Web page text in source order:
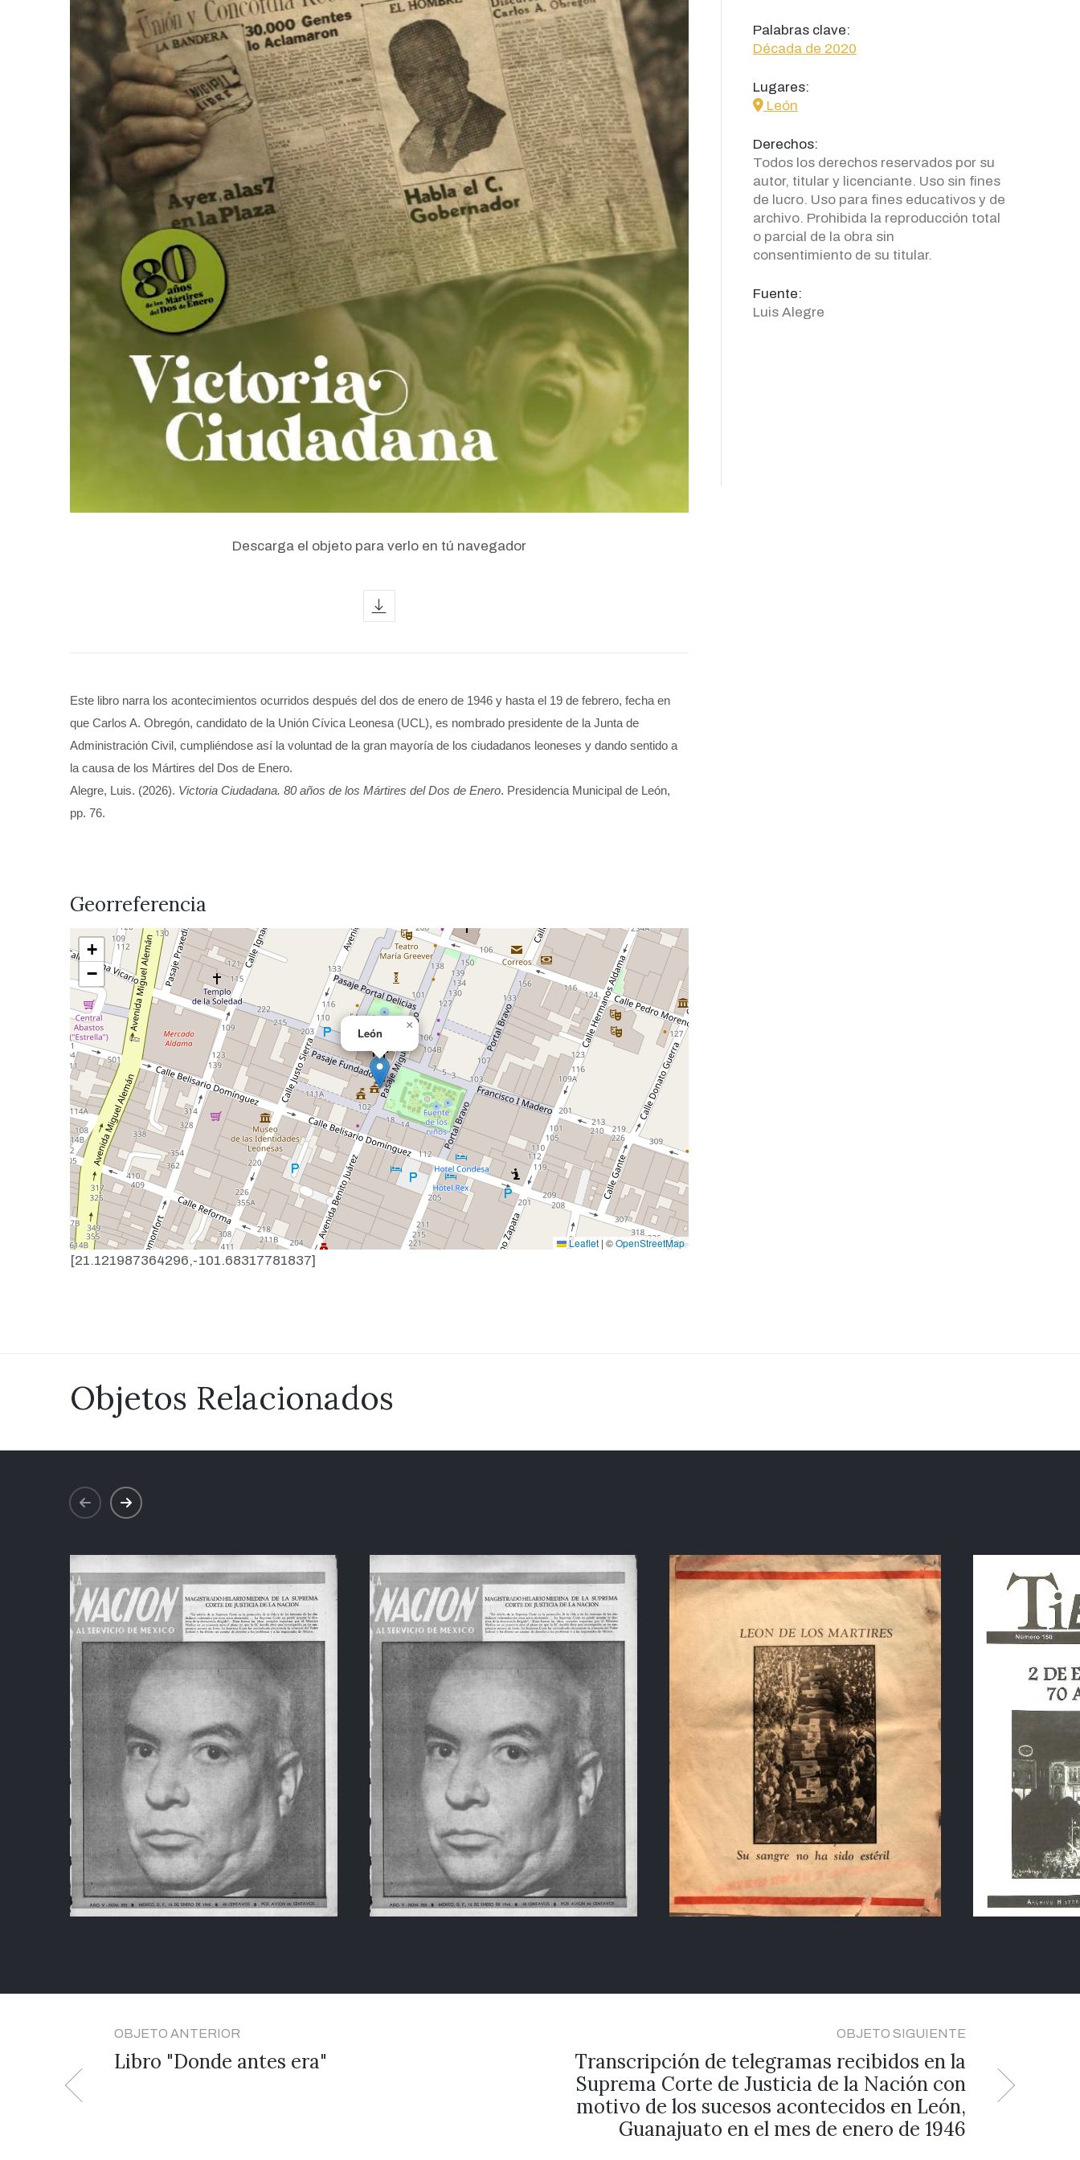
Descarga el objeto para verlo en tú navegador
Este libro narra los acontecimientos ocurridos después del dos de enero de 1946 y hasta el 19 de febrero, fecha en
que Carlos A. Obregón, candidato de la Unión Cívica Leonesa (UCL), es nombrado presidente de la Junta de
Administración Civil, cumpliéndose así la voluntad de la gran mayoría de los ciudadanos leoneses y dando sentido a
la causa de los Mártires del Dos de Enero.
Alegre, Luis. (2026). Victoria Ciudadana. 80 años de los Mártires del Dos de Enero. Presidencia Municipal de León,
pp. 76.
Georreferencia
León
×
+
−
Leaflet | ©OpenStreetMap
[21.121987364296,-101.68317781837]
Palabras clave:
Década de 2020
Lugares:
icon
León
Derechos:
Todos los derechos reservados por su
autor, titular y licenciante. Uso sin fines
de lucro. Uso para fines educativos y de
archivo. Prohibida la reproducción total
o parcial de la obra sin
consentimiento de su titular.
Fuente:
Luis Alegre
Objetos Relacionados
prev next
OBJETO ANTERIOR
Libro "Donde antes era"
OBJETO SIGUIENTE
Transcripción de telegramas recibidos en la
Suprema Corte de Justicia de la Nación con
motivo de los sucesos acontecidos en León,
Guanajuato en el mes de enero de 1946